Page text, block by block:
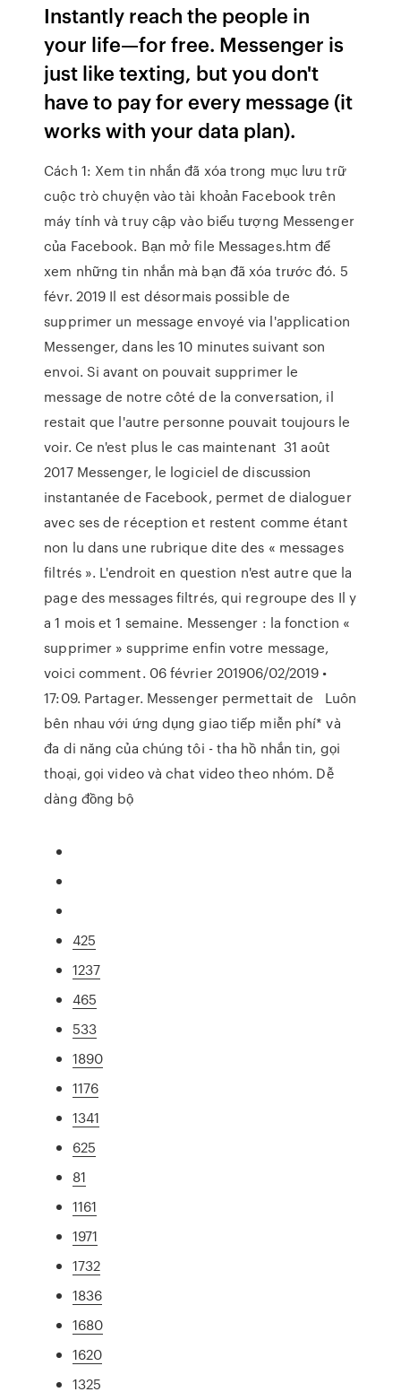
Instantly reach the people in
your life—for free. Messenger is
just like texting, but you don't
have to pay for every message (it
works with your data plan).
Cách 1: Xem tin nhắn đã xóa trong mục lưu trữ
cuộc trò chuyện vào tài khoản Facebook trên
máy tính và truy cập vào biểu tượng Messenger
của Facebook. Bạn mở file Messages.htm để
xem những tin nhắn mà bạn đã xóa trước đó. 5
févr. 2019 Il est désormais possible de
supprimer un message envoyé via l'application
Messenger, dans les 10 minutes suivant son
envoi. Si avant on pouvait supprimer le
message de notre côté de la conversation, il
restait que l'autre personne pouvait toujours le
voir. Ce n'est plus le cas maintenant 31 août
2017 Messenger, le logiciel de discussion
instantanée de Facebook, permet de dialoguer
avec ses de réception et restent comme étant
non lu dans une rubrique dite des « messages
filtrés ». L'endroit en question n'est autre que la
page des messages filtrés, qui regroupe des Il y
a 1 mois et 1 semaine. Messenger : la fonction «
supprimer » supprime enfin votre message,
voici comment. 06 février 201906/02/2019 •
17:09. Partager. Messenger permettait de Luôn
bên nhau với ứng dụng giao tiếp miễn phí* và
đa di năng của chúng tôi - tha hồ nhắn tin, gọi
thoại, gọi video và chat video theo nhóm. Dễ
dàng đồng bộ
425
1237
465
533
1890
1176
1341
625
81
1161
1971
1732
1836
1680
1620
1325